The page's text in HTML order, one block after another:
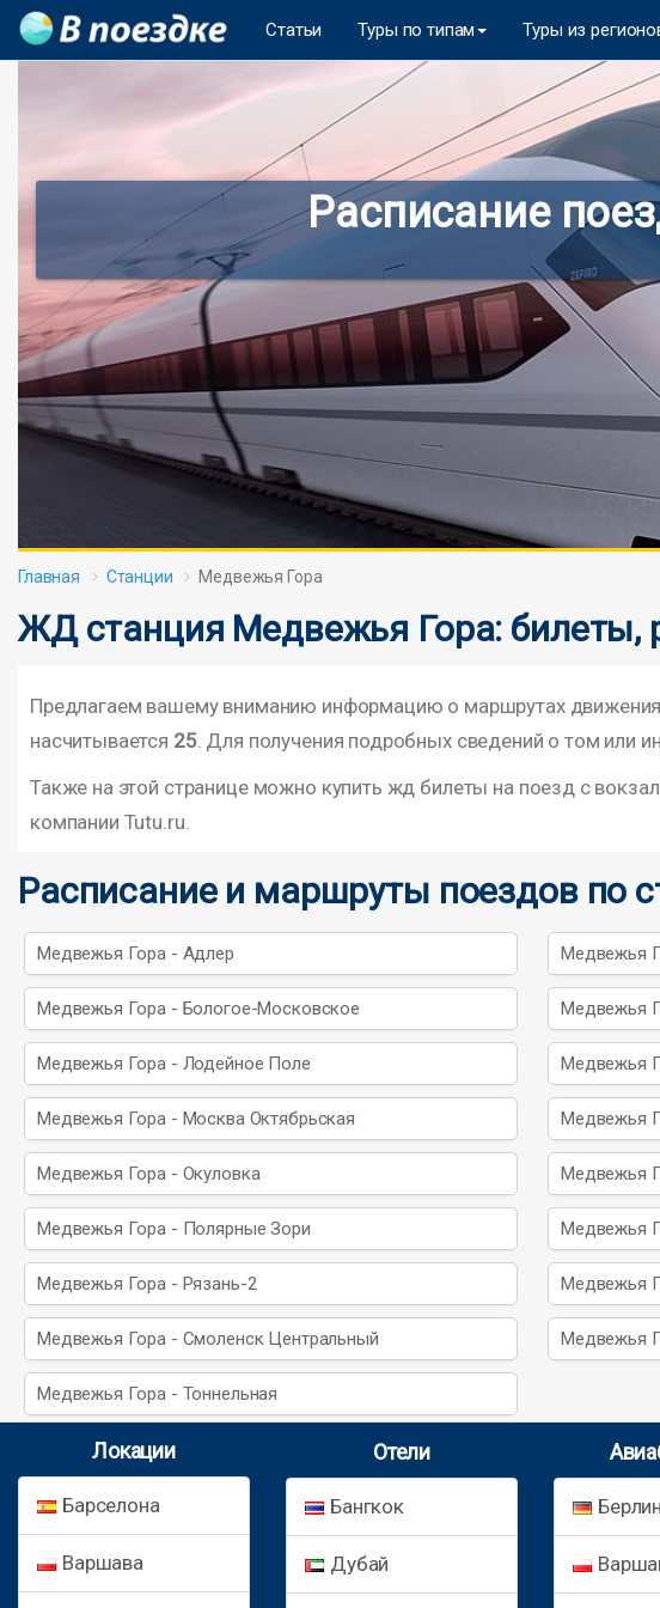
Статьи Туры по типам Туры из
Расписание
Главная Станции Медвежья Гора
ЖД станция Медвежья Гора: билеты,
Предлагаем вашему вниманию информацию о маршрутах
насчитывается 25. Для получения подробных сведений о том или
Также на этой странице можно купить жд билеты на поезд с
компании Tutu.ru.
Расписание и маршруты поездов по
Медвежья Гора - Адлер Медвежья
Медвежья Гора - Бологое-Московское Медвежья
Медвежья Гора - Лодейное Поле Медвежья
Медвежья Гора - Москва Октябрьская Медвежья
Медвежья Гора - Окуловка Медвежья
Медвежья Гора - Полярные Зори Медвежья
Медвежья Гора - Рязань-2 Медвежья
Медвежья Гора - Смоленск Центральный Медвежья
Медвежья Гора - Тоннельная
Локации
Барселона
Варшава
Отели
Бангкок
Дубай
Берлин